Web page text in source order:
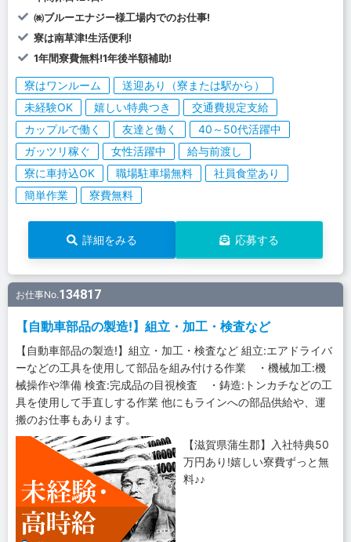
㈱ブルーエナジー様工場内でのお仕事!
寮は南草津!生活便利!
1年間寮費無料!1年後半額補助!
寮はワンルーム
送迎あり（寮または駅から）
未経験OK
嬉しい特典つき
交通費規定支給
カップルで働く
友達と働く
40～50代活躍中
ガッツリ稼ぐ
女性活躍中
給与前渡し
寮に車持込OK
職場駐車場無料
社員食堂あり
簡単作業
寮費無料
詳細をみる 応募する
お仕事No.134817
【自動車部品の製造!】組立・加工・検査など
【自動車部品の製造!】組立・加工・検査など 組立:エアドライバ
ーなどの工具を使用して部品を組み付ける作業 ・機械加工:機
械操作や準備 検査:完成品の目視検査 ・鋳造:トンカチなどの工
具を使用して手直しする作業 他にもラインへの部品供給や、運
搬のお仕事もあります。
【滋賀県蒲生郡】入社特典50
万円あり!嬉しい寮費ずっと無
料♪♪